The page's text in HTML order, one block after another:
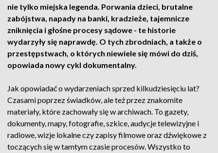
nie tylko miejska legenda. Porwania dzieci, brutalne
zabójstwa, napady na banki, kradzieże, tajemnicze
zniknięcia i głośne procesy sądowe - te historie
wydarzyły się naprawdę. O tych zbrodniach, a także o
przestępstwach, o których niewiele się mówi do dziś,
opowiada nowy cykl dokumentalny.
Jak opowiadać o wydarzeniach sprzed kilkudziesięciu lat?
Czasami poprzez świadków, ale też przez znakomite
materiały, które zachowały się w archiwach. To gazety,
dokumenty, mapy, fotografie, szkice, audycje telewizyjne i
radiowe, wizje lokalne czy zapisy filmowe oraz dźwiękowe z
toczących się w tamtym czasie procesów. Wszystko to